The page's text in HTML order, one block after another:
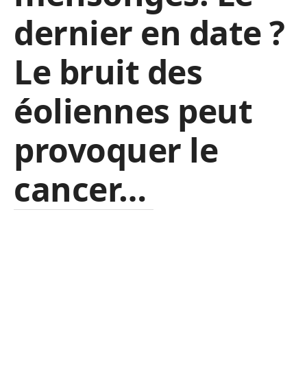
dernier en date ?
Le bruit des
éoliennes peut
provoquer le
cancer…